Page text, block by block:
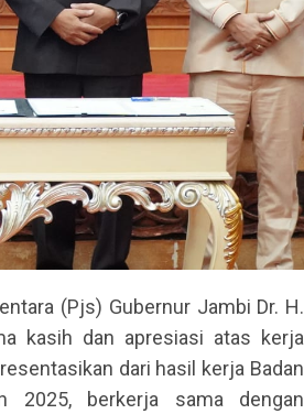
(Pjs) Gubernur Jambi Dr. H.
kasih dan apresiasi atas kerja
dari hasil kerja Badan
2025, berkerja sama dengan